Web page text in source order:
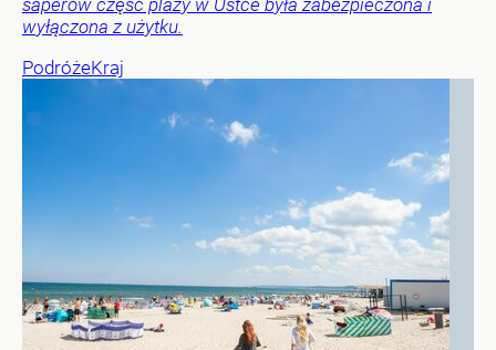
saperów część plaży w Ustce była zabezpieczona i
wyłączona z użytku.
PodróżeKraj